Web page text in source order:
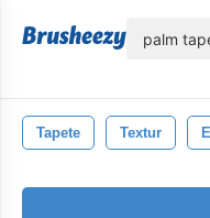
Tapete Textur